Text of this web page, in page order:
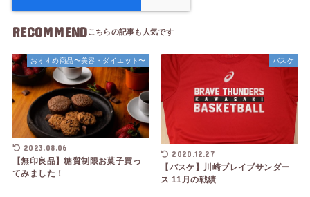
RECOMMEND
おすすめ商品〜美容・ダイエット〜
2023.08.06
【無印良品】糖質制限お菓子買っ
てみました！
バスケ
2020.12.27
【バスケ】川崎ブレイブサンダー
ス 11月の戦績